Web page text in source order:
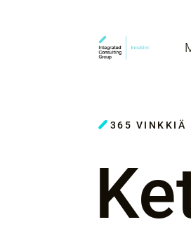
365 VINKKIÄ